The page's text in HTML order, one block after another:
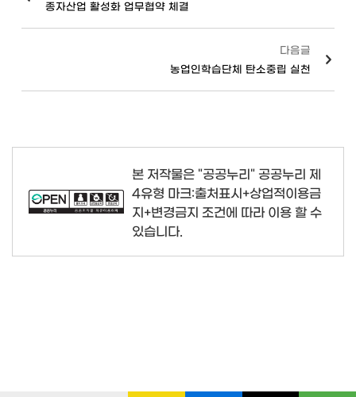
종자산업 활성화 업무협약 체결
다음글
농업인학습단체 탄소중립 실천
본 저작물은 "공공누리" 공공누리 제
4유형 마크:출처표시+상업적이용금
지+변경금지 조건에 따라 이용 할 수
있습니다.